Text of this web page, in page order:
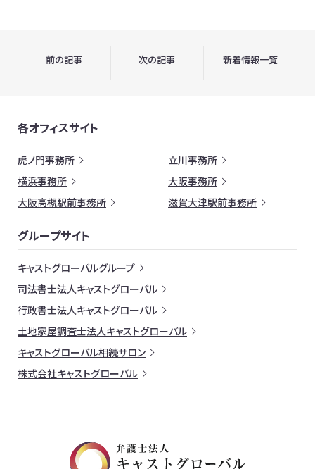
前の記事 次の記事 新着情報一覧
各オフィスサイト
虎ノ門事務所
立川事務所
横浜事務所
大阪事務所
大阪高槻駅前事務所
滋賀大津駅前事務所
グループサイト
キャストグローバルグループ
司法書士法人キャストグローバル
行政書士法人キャストグローバル
土地家屋調査士法人キャストグローバル
キャストグローバル相続サロン
株式会社キャストグローバル